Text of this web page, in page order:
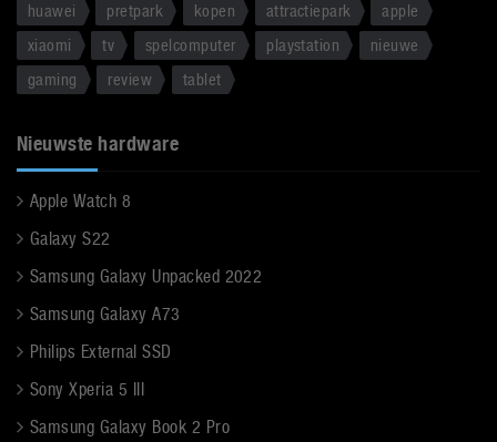
huawei
pretpark kopen attractiepark
apple
xiaomi
tv spelcomputer playstation
nieuwe
gaming
review tablet
Nieuwste hardware
Apple Watch 8
Galaxy S22
Samsung Galaxy Unpacked 2022
Samsung Galaxy A73
Philips External SSD
Sony Xperia 5 III
Samsung Galaxy Book 2 Pro